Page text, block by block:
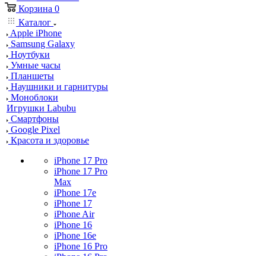
Корзина 0
Каталог
Apple iPhone
Samsung Galaxy
Ноутбуки
Умные часы
Планшеты
Наушники и гарнитуры
Моноблоки
Игрушки Labubu
Смартфоны
Google Pixel
Красота и здоровье
iPhone 17 Pro
iPhone 17 Pro
Max
iPhone 17e
iPhone 17
iPhone Air
iPhone 16
iPhone 16e
iPhone 16 Pro